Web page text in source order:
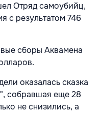
Отряд самоубийц,
с результатом 746
сборы Аквамена
оказалась сказка
собравшая еще 28
не снизились, а